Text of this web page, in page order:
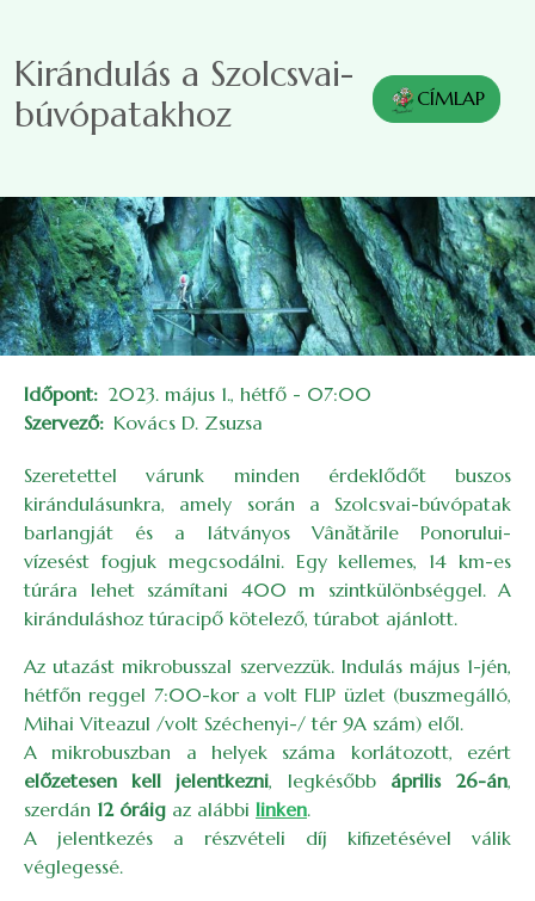
Kirándulás a Szolcsvai-
búvópatakhoz
CÍMLAP
Időpont
2023. május 1., hétfő - 07:00
Szervező
Kovács D. Zsuzsa
Szeretettel várunk minden érdeklődőt buszos
kirándulásunkra, amely során a Szolcsvai-búvópatak
barlangját és a látványos Vânătările Ponorului-
vízesést fogjuk megcsodálni. Egy kellemes, 14 km-es
túrára lehet számítani 400 m szintkülönbséggel. A
kiránduláshoz túracipő kötelező, túrabot ajánlott.
Az utazást mikrobusszal szervezzük. Indulás május 1-jén,
hétfőn reggel 7:00-kor a volt FLIP üzlet (buszmegálló,
Mihai Viteazul /volt Széchenyi-/ tér 9A szám) elől.
A mikrobuszban a helyek száma korlátozott, ezért
előzetesen kell jelentkezni, legkésőbb április 26-án,
szerdán 12 óráig az alábbi linken.
A jelentkezés a részvételi díj kifizetésével válik
véglegessé.